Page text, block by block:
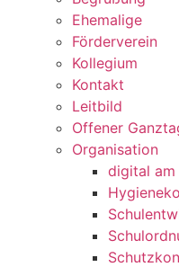
Ehemalige
Förderverein
Kollegium
Kontakt
Leitbild
Offener
Organisation
digital am